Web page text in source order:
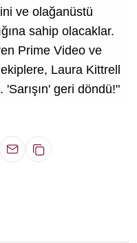
ve olağanüstü
sahip olacaklar.
Prime Video ve
Laura Kittrell
geri döndü!"